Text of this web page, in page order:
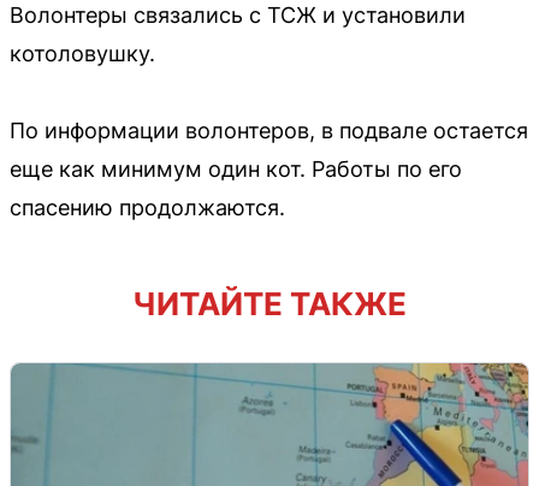
Волонтеры связались с ТСЖ и установили
котоловушку.
По информации волонтеров, в подвале остается
еще как минимум один кот. Работы по его
спасению продолжаются.
ЧИТАЙТЕ ТАКЖЕ